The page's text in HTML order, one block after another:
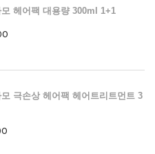
헤어팩 대용량 300ml 1+1
극손상 헤어팩 헤어트리트먼트 3